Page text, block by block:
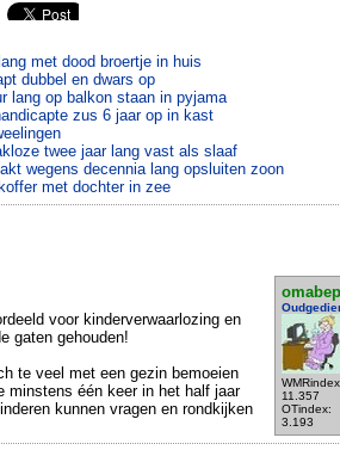
met dood broertje in huis
dubbel en dwars op
lang op balkon staan in pyjama
zus 6 jaar op in kast
twee jaar lang vast als slaaf
wegens decennia lang opsluiten zoon
met dochter in zee
omabep
11.357
OTindex:
3.193
voor kinderverwaarlozing en
gaten gehouden!
te veel met een gezin bemoeien
minstens één keer in het half jaar
kunnen vragen en rondkijken